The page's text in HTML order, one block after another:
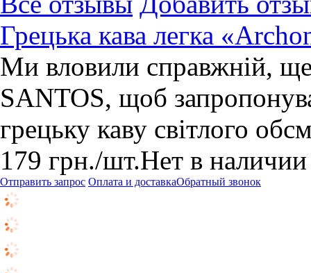
Грецька кава легка
Ми вловили справжній,
SANTOS, щоб
грецьку каву світлого
179 грн./шт.Нет в наличии
Отправить запрос Оплата и доставкаОбратный звонок